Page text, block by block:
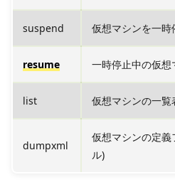
suspend 仮想マシンを一時
resume 一時停止中の仮想
list 仮想マシンの一覧
dumpxml
仮想マシンの定義
ル)